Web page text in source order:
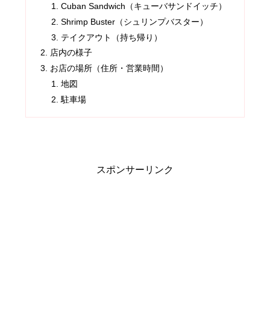
Cuban Sandwich（キューバサンドイッチ）
Shrimp Buster（シュリンプバスター）
テイクアウト（持ち帰り）
店内の様子
お店の場所（住所・営業時間）
地図
駐車場
スポンサーリンク